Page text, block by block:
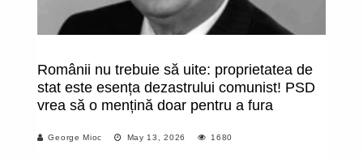
Românii nu trebuie să uite: proprietatea de
stat este esența dezastrului comunist! PSD
vrea să o mențină doar pentru a fura
George Mioc May 13, 2026 1680